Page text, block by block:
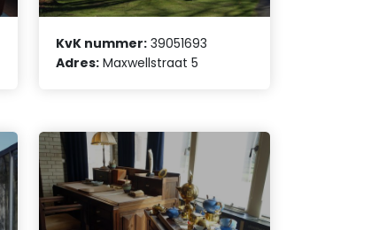
KvK nummer: 39051693
Adres: Maxwellstraat 5